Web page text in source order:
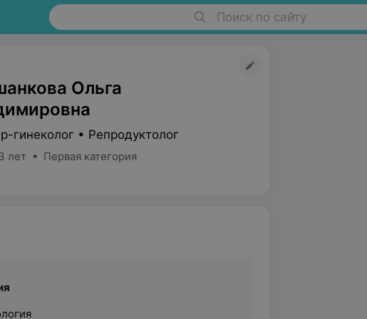
Поиск по сайту
Ольга
гинеколог • Репродуктолог
лет • Первая категория